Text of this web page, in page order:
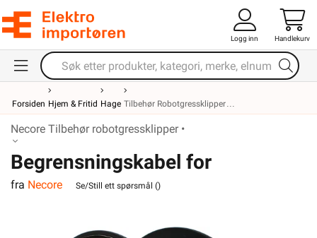
Logg inn Handlekurv
Forsiden Hjem & Fritid Hage Tilbehør Robotgressklipper
Necore Tilbehør robotgressklipper •
Begrensningskabel for
robotgressklipper 50m
fra Necore Se/Still ett spørsmål ()